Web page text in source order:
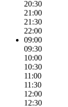
20:30
21:00
21:30
22:00
09:00
09:30
10:00
10:30
11:00
11:30
12:00
12:30